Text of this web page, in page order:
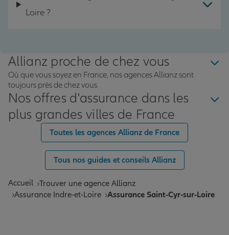
Loire ?
Allianz proche de chez vous
Où que vous soyez en France, nos agences Allianz sont
toujours près de chez vous.
Nos offres d'assurance dans les
plus grandes villes de France
Toutes les agences Allianz de France
Tous nos guides et conseils Allianz
Accueil Trouver une agence Allianz
Assurance Indre-et-Loire Assurance Saint-Cyr-sur-Loire